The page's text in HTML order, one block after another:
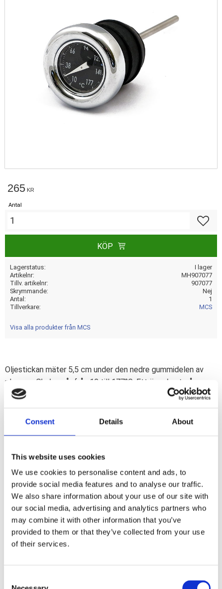
Consent Details About
This website uses cookies
We use cookies to personalise content and ads, to
provide social media features and to analyse our traffic.
We also share information about your use of our site with
our social media, advertising and analytics partners who
may combine it with other information that you’ve
provided to them or that they’ve collected from your use
of their services.
265 KR
Antal
KÖP
Lagerstatus
I lager
Artikelnr
MH907077
Tillv. artikelnr
907077
Skrymmande
Nej
Antal
1
Tillverkare
MCS
Visa alla produkter från MCS
Oljestickan mäter 5,5 cm under den nedre gummidelen av
pluggen. Skalan går från 10 till 177°C. Ett ögonkast på
påfyllningspluggen räcker för att veta om din olja är i bra
Dela med dig
F
a
c
e
b
o
o
k
Omdömen
Du